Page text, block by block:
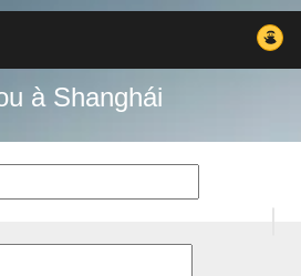
à Shanghái